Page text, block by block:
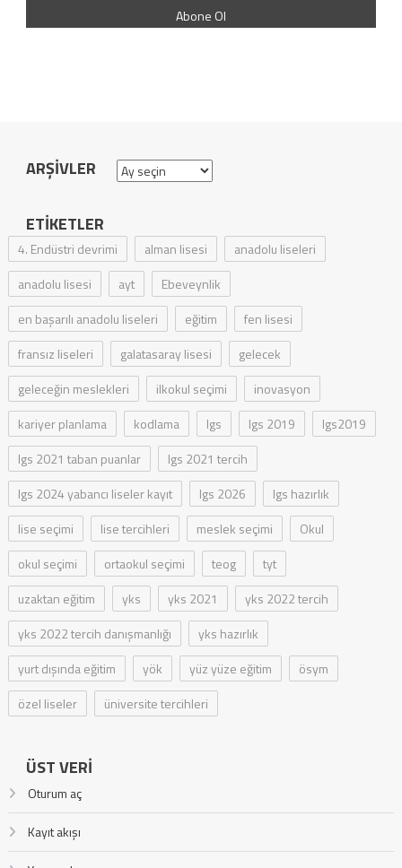
ARŞIVLER Arşivler
ETIKETLER
4. Endüstri devrimi alman lisesi
anadolu liseleri
anadolu lisesi
ayt
Ebeveynlik
en başarılı anadolu liseleri
eğitim
fen lisesi
fransız liseleri
galatasaray lisesi
gelecek
geleceğin meslekleri
ilkokul seçimi
inovasyon
kariyer planlama
kodlama lgs lgs 2019
lgs2019
lgs 2021 taban puanlar
lgs 2021 tercih
lgs 2024 yabancı liseler kayıt
lgs 2026
lgs hazırlık
lise seçimi
lise tercihleri meslek seçimi
Okul
okul seçimi
ortaokul seçimi teog
tyt
uzaktan eğitim
yks yks 2021
yks 2022 tercih
yks 2022 tercih danışmanlığı
yks hazırlık
yurt dışında eğitim
yök yüz yüze eğitim
ösym
özel liseler
üniversite tercihleri
ÜST VERI
Oturum aç
Kayıt akışı